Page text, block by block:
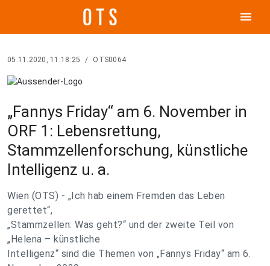
menu
05.11.2020, 11:18:25 / OTS0064
„Fannys Friday“ am 6. November in
ORF 1: Lebensrettung,
Stammzellenforschung, künstliche
Intelligenz u. a.
Wien (OTS) - „Ich hab einem Fremden das Leben
gerettet“,
„Stammzellen: Was geht?“ und der zweite Teil von
„Helena – künstliche
Intelligenz“ sind die Themen von „Fannys Friday“ am 6.